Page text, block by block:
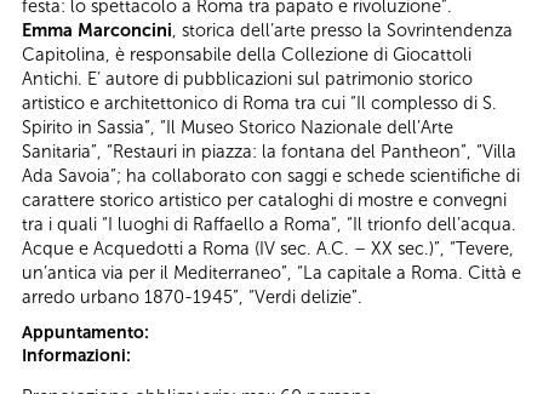
festa: lo spettacolo a Roma tra papato e rivoluzione”.
Emma Marconcini, storica dell’arte presso la Sovrintendenza
Capitolina, è responsabile della Collezione di Giocattoli
Antichi. E’ autore di pubblicazioni sul patrimonio storico
artistico e architettonico di Roma tra cui “Il complesso di S.
Spirito in Sassia”, “Il Museo Storico Nazionale dell’Arte
Sanitaria”, “Restauri in piazza: la fontana del Pantheon”, “Villa
Ada Savoia”; ha collaborato con saggi e schede scientifiche di
carattere storico artistico per cataloghi di mostre e convegni
tra i quali “I luoghi di Raffaello a Roma”, “Il trionfo dell’acqua.
Acque e Acquedotti a Roma (IV sec. A.C. – XX sec.)”, “Tevere,
un’antica via per il Mediterraneo”, “La capitale a Roma. Città e
arredo urbano 1870-1945”, “Verdi delizie”.
Appuntamento:
Informazioni: